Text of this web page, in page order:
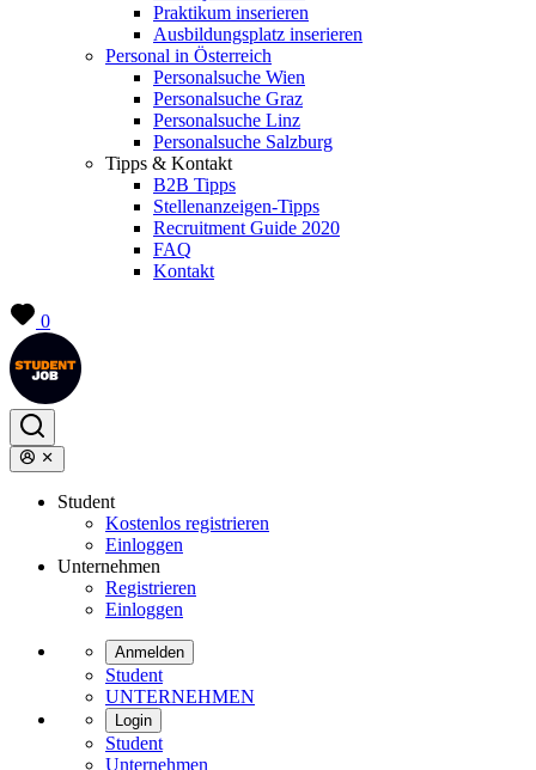
Praktikum inserieren
Ausbildungsplatz inserieren
Personal in Österreich
Personalsuche Wien
Personalsuche Graz
Personalsuche Linz
Personalsuche Salzburg
Tipps & Kontakt
B2B Tipps
Stellenanzeigen-Tipps
Recruitment Guide 2020
FAQ
Kontakt
0
Student
Kostenlos registrieren
Einloggen
Unternehmen
Registrieren
Einloggen
Anmelden
Student
UNTERNEHMEN
Login
Student
Unternehmen